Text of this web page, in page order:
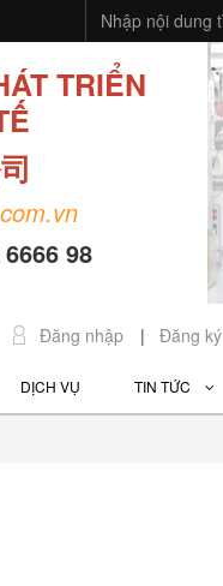
TRIỂN
98
Đăng nhập | Đăng ký
DỊCH VỤ TIN TỨC